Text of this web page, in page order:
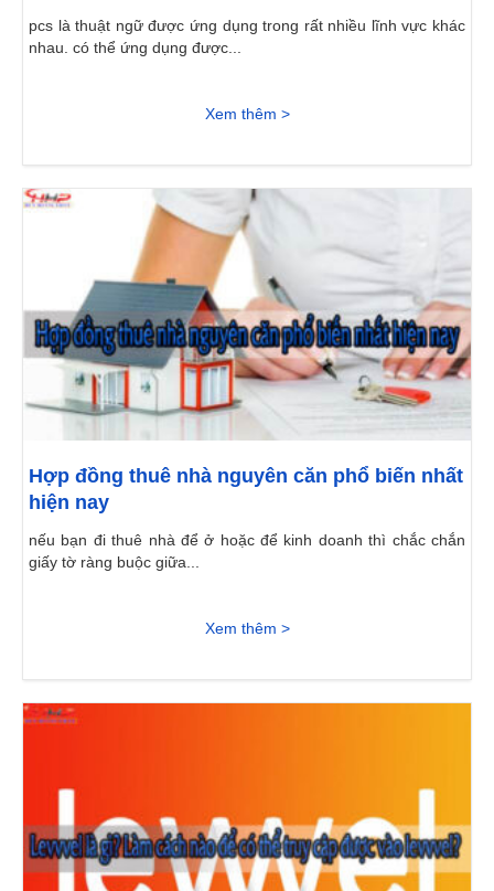
pcs là thuật ngữ được ứng dụng trong rất nhiều lĩnh vực khác
nhau. có thể ứng dụng được...
Xem thêm >
Hợp đồng thuê nhà nguyên căn phổ biến nhất
hiện nay
nếu bạn đi thuê nhà để ở hoặc để kinh doanh thì chắc chắn
giấy tờ ràng buộc giữa...
Xem thêm >